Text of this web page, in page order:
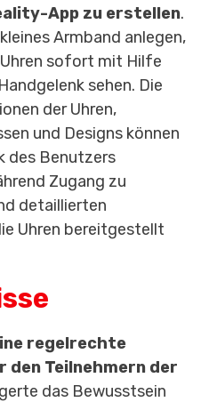
App zu erstellen.
Armband anlegen,
sofort mit Hilfe
sehen. Die
der Uhren,
und Designs können
des Benutzers
Zugang zu
detaillierten
Uhren bereitgestellt
regelrechte
Teilnehmern der
das Bewusstsein